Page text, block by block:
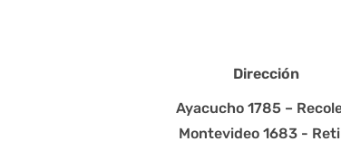
Dirección
Ayacucho 1785 –
Montevideo 1683 -